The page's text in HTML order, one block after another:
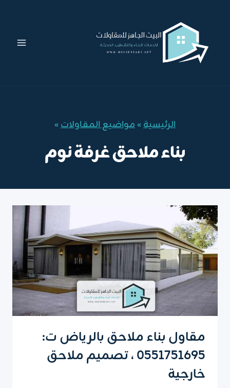
المحتوى
الرئيسية»مواضيع المقاولات»
بناء ملاحق غرفة نوم
مقاول بناء ملاحق بالرياض ت:
0551751695 ، تصميم ملاحق
خارجية